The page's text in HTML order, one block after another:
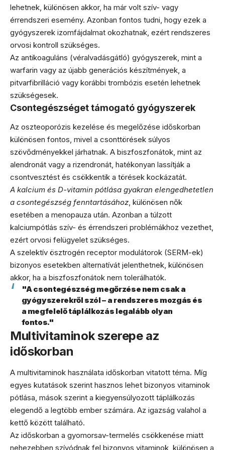
lehetnek, különösen akkor, ha már volt szív- vagy
érrendszeri esemény. Azonban fontos tudni, hogy ezek a
gyógyszerek izomfájdalmat okozhatnak, ezért rendszeres
orvosi kontroll szükséges.
Az antikoaguláns (véralvadásgátló) gyógyszerek, mint a
warfarin vagy az újabb generációs készítmények, a
pitvarfibrilláció vagy korábbi trombózis esetén lehetnek
szükségesek.
Csontegészséget támogató gyógyszerek
Az oszteoporózis kezelése és megelőzése időskorban
különösen fontos, mivel a csonttörések súlyos
szövődményekkel járhatnak. A biszfoszfonátok, mint az
alendronát vagy a rizendronát, hatékonyan lassítják a
csontvesztést és csökkentik a törések kockázatát.
A kalcium és D-vitamin pótlása gyakran elengedhetetlen
a csontegészség fenntartásához, különösen nők
esetében a menopauza után. Azonban a túlzott
kalciumpótlás szív- és érrendszeri problémákhoz vezethet,
ezért orvosi felügyelet szükséges.
A szelektív ösztrogén receptor modulátorok (SERM-ek)
bizonyos esetekben alternatívát jelenthetnek, különösen
akkor, ha a biszfoszfonátok nem tolerálhatók.
"A csontegészség megőrzése nem csak a
gyógyszerekről szól – a rendszeres mozgás és
a megfelelő táplálkozás legalább olyan
fontos."
Multivitaminok szerepe az
időskorban
A multivitaminok használata időskorban vitatott téma. Míg
egyes kutatások szerint hasznos lehet bizonyos vitaminok
pótlása, mások szerint a kiegyensúlyozott táplálkozás
elegendő a legtöbb ember számára. Az igazság valahol a
kettő között található.
Az időskorban a gyomorsav-termelés csökkenése miatt
nehezebben szívódnak fel bizonyos vitaminok, különösen a